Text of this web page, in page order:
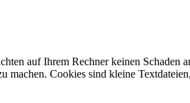
auf Ihrem Rechner keinen Schaden
Cookies sind kleine